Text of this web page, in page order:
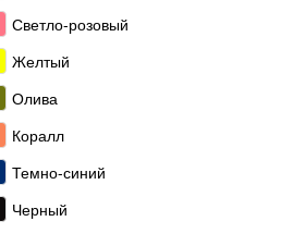
Светло-розовый
Желтый
Олива
Коралл
Темно-синий
Черный